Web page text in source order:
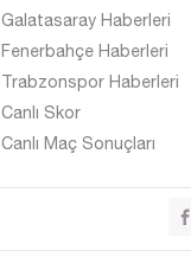
Galatasaray Haberleri
Fenerbahçe Haberleri
Trabzonspor Haberleri
Canlı Skor
Canlı Maç Sonuçları